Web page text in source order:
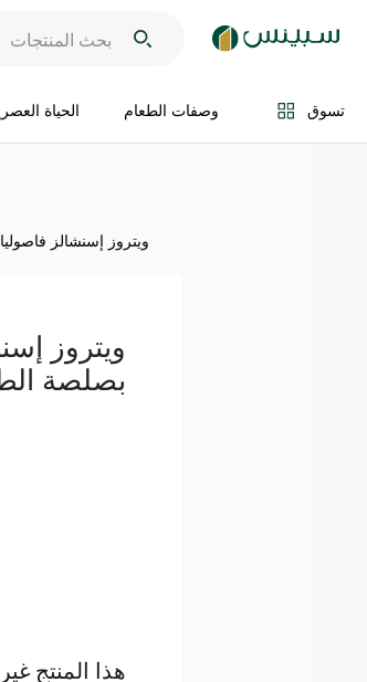
تسوق وصفات الطعام الحياة
اضف الى السلة
ويتروز إسنشالز فاصوليا
ويتروز
بصلصة
هذا المنتج